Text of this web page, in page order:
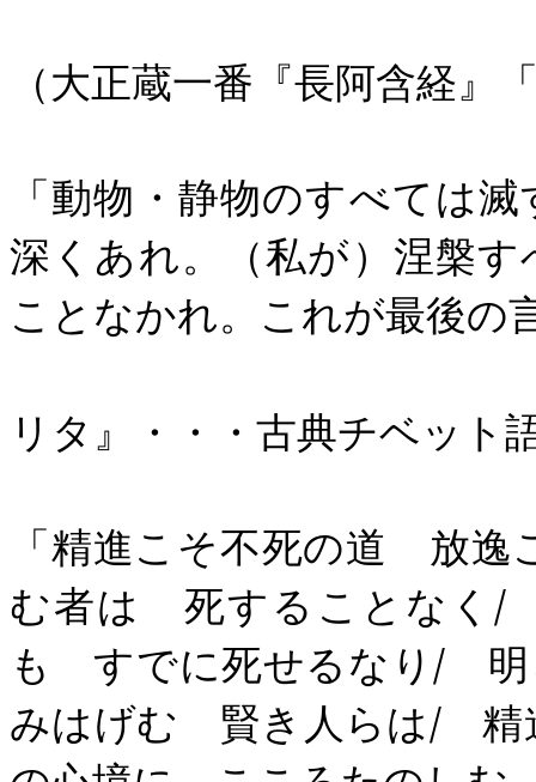
（大正蔵一番『長阿含経』
「動物・静物のすべては
深くあれ。（私が）涅槃
ことなかれ。これが最後の
リタ』・・・古典チベット
「精進こそ不死の道 放逸
む者は 死することなく /
も すでに死せるなり / 明
みはげむ 賢き人らは/精